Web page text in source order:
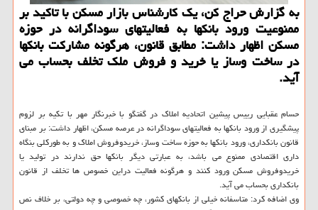
به گزارش حراج کن، یک کارشناس بازار مسکن با تاکید بر
ممنوعیت ورود بانکها به فعالیتهای سوداگرانه در حوزه
مسکن اظهار داشت: مطابق قانون، هرگونه مشارکت بانکها
در ساخت وساز یا خرید و فروش ملک تخلف بحساب می
آید.
حسام عقبایی رییس پیشین اتحادیه املاک در گفتگو با خبرنگار مهر با تکیه بر لزوم
پیشگیری از ورود بانکها به فعالیتهای سوداگرانه در عرصه مسکن، اظهار داشت: بر مبنای
قانون بانکداری، ورود بانکها به حوزه ساخت وساز، خریدوفروش املاک و به طورکلی بنگاه
داری اقتصادی ممنوع می باشد، به عبارتی دیگر بانکها حق ندارند در تولید یا
خریدوفروش مسکن ورود کنند و هرگونه فعالیت دراین خصوص ها تخلف از قانون
بانکداری بحساب می آید.
وی اضافه کرد: متاسفانه خیلی از بانکهای کشور، چه خصوصی و چه دولتی، بر خلاف نص